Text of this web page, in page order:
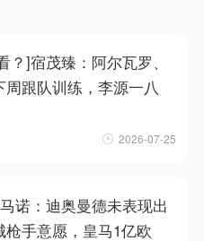
？]宿茂臻：阿尔瓦罗、
周跟队训练，李源一八
2026-07-25
诺：迪奥曼德未表现出
枪手意愿，皇马1亿欧